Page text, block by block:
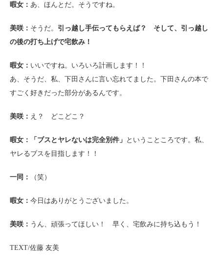
暇女： あ、ほんとだ。そうですね。
美咲： そうだ。 引っ越し手伝ってもらえば？ そして、引っ越し
の後の打ち上げで宅飲み！
暇女： いいですね。いろいろ計画します！！
あ、そうだ、私、下田さんに言い忘れてました。下田さんの本で
すごく好きだった部分があるんです。
美咲： え？ どこどこ？
暇女：「ブスとヤレないは完全別件」 ということころです。私、
ヤレるブスを目指します！！
一同： （笑）
暇女： 今日はありがとうございました。
美咲： うん、頑張ってほしい！ 早く、宅飲みに持ち込もう！
TEXT/佐藤 友美